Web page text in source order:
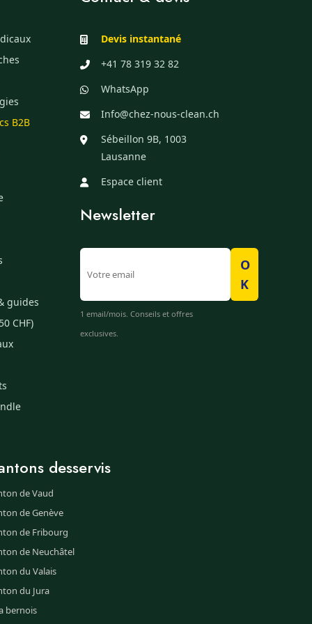
B2B
guides
CHF)
Devis instantané
+41 78 319 32 82
WhatsApp
Info@chez-nous-clean.ch
Sébeillon 9B, 1003
Lausanne
Espace client
Newsletter
O
K
1 email/mois. Conseils et offres
exclusives.
desservis
de Vaud
de Genève
de Fribourg
de Neuchâtel
du Valais
du Jura
bernois